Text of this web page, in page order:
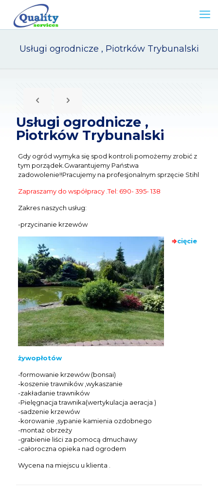
Usługi ogrodnicze , Piotrków Trybunalski
Usługi ogrodnicze ,
Piotrków Trybunalski
Gdy ogród wymyka się spod kontroli pomożemy zrobić z
tym porządek.Gwarantujemy Państwa
zadowolenie!!Pracujemy na profesjonalnym sprzęcie Stihl
Zapraszamy do współpracy .Tel: 690- 395- 138
Zakres naszych usług:
-przycinanie krzewów
⇒cięcie
żywopłotów
-formowanie krzewów (bonsai)
-koszenie trawników ,wykaszanie
-zakładanie trawników
-Pielęgnacja trawnika(wertykulacja aeracja )
-sadzenie krzewów
-korowanie ,sypanie kamienia ozdobnego
-montaż obrzeży
-grabienie liści za pomocą dmuchawy
-całoroczna opieka nad ogrodem
Wycena na miejscu u klienta .